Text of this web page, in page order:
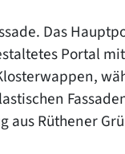
Das
Portal
aus Rüthener